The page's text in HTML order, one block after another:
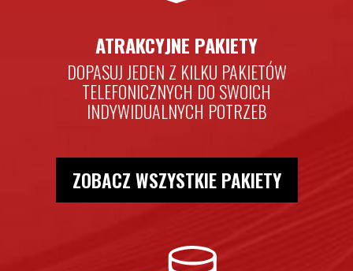
ATRAKCYJNE PAKIETY
DOPASUJ JEDEN Z KILKU PAKIETÓW
TELEFONICZNYCH DO SWOICH
INDYWIDUALNYCH POTRZEB
ZOBACZ WSZYSTKIE PAKIETY